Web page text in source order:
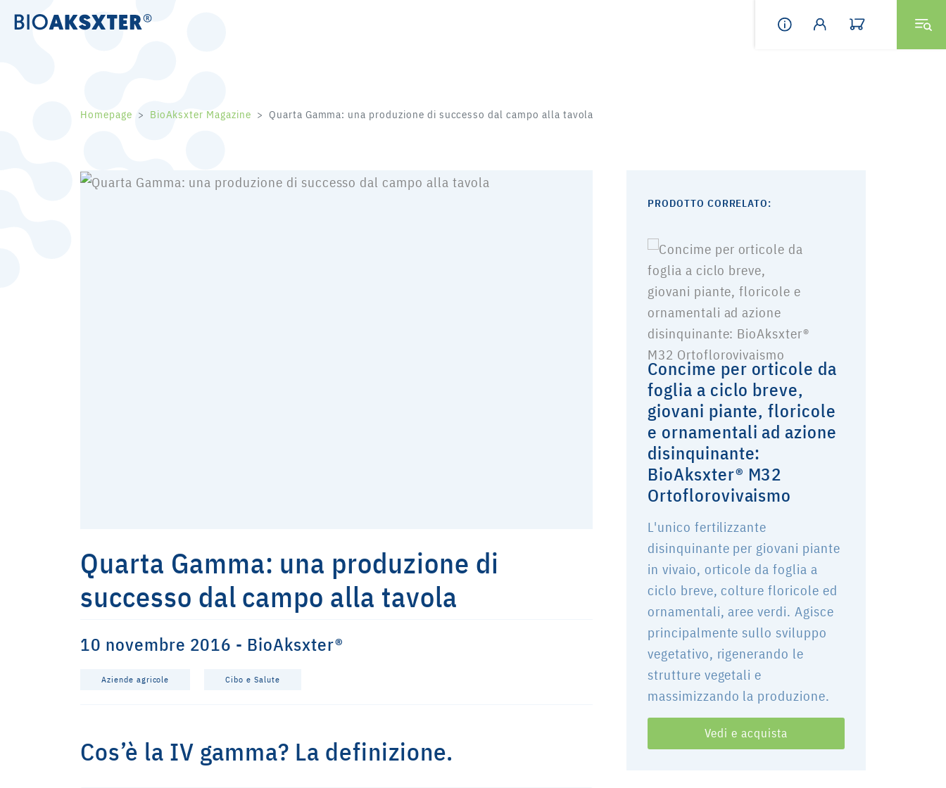
Homepage BioAksxter Magazine Quarta Gamma: una produzione di successo dal campo alla tavola
Quarta Gamma: una produzione di
successo dal campo alla tavola
10 novembre 2016 - BioAksxter®
Aziende agricole Cibo e Salute
Cos’è la IV gamma? La definizione.
PRODOTTO CORRELATO:
Concime per orticole da
foglia a ciclo breve,
giovani piante, floricole
e ornamentali ad azione
disinquinante:
BioAksxter® M32
Ortoflorovivaismo
L'unico fertilizzante
disinquinante per giovani piante
in vivaio, orticole da foglia a
ciclo breve, colture floricole ed
ornamentali, aree verdi. Agisce
principalmente sullo sviluppo
vegetativo, rigenerando le
strutture vegetali e
massimizzando la produzione.
Vedi e acquista